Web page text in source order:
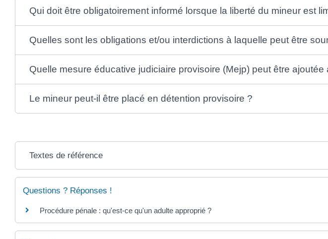
Qui doit être obligatoirement informé lorsque la liberté du mineur est
Quelles sont les obligations et/ou interdictions à laquelle peut être
Quelle mesure éducative judiciaire provisoire (Mejp) peut être ajoutée
Le mineur peut-il être placé en détention provisoire ?
Textes de référence
Questions ? Réponses !
Procédure pénale : qu'est-ce qu'un adulte approprié ?